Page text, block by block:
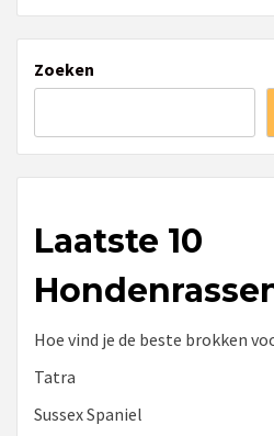
Zoeken
Laatste 10
Hoe vind je de beste brokken
Tatra
Sussex Spaniel